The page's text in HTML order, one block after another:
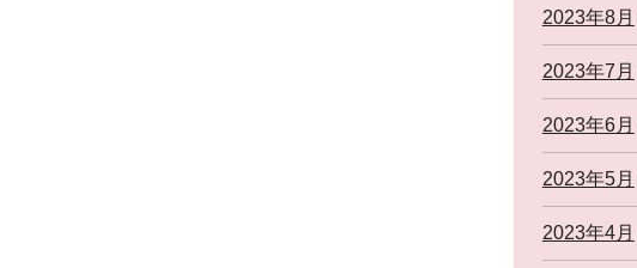
2023年8月
2023年7月
2023年6月
2023年5月
2023年4月